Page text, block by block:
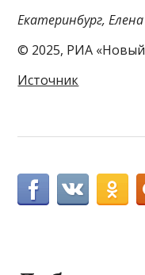
Екатеринбург,
© 2025, РИА
Источник